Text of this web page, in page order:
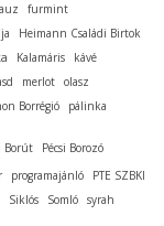
furmint
Heimann Családi Birtok
Kalamáris
kávé
merlot olasz
Borrégió pálinka
Borút Pécsi Borozó
programajánló
PTE SZBKI
Siklós Somló syrah